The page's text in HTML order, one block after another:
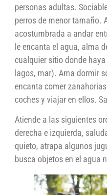
personas adultas.
perros de menor tamaño.
acostumbrada a andar
le encanta el agua, alma
cualquier sitio donde
lagos, mar). Ama dormir
encanta comer
coches y viajar en ellos.
Atiende a las siguientes
derecha e izquierda,
quieto, atrapa algunos
busca objetos en el agua